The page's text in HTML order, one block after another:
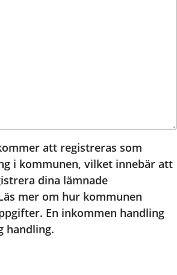
att registreras som
i kommunen, vilket innebär att
dina lämnade
mer om hur kommunen
En inkommen handling
handling.